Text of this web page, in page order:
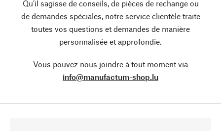
Qu’il sagisse de conseils, de pièces de rechange ou
de demandes spéciales, notre service clientèle traite
toutes vos questions et demandes de manière
personnalisée et approfondie.
Vous pouvez nous joindre à tout moment via
info@manufactum-shop.lu